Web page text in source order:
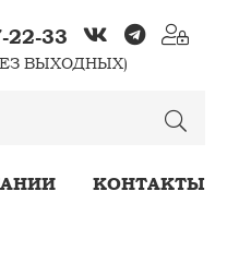
22-33
ВЫХОДНЫХ)
КОНТАКТЫ